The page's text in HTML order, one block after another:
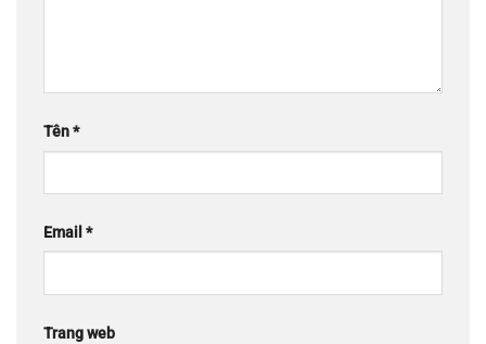
Tên*
Email *
Trang web